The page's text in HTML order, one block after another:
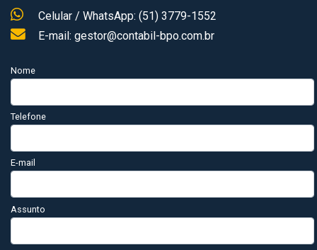
Celular / WhatsApp: (51) 3779-1552
E-mail: gestor@contabil-bpo.com.br
Nome
Telefone
E-mail
Assunto